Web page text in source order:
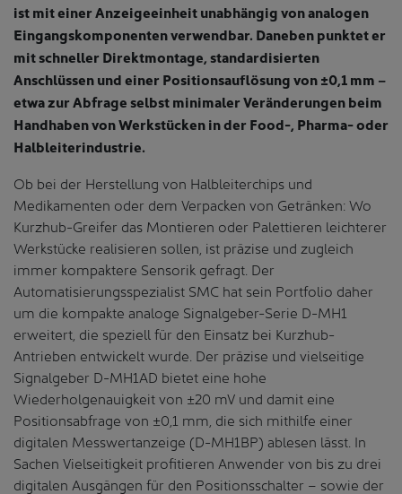
ist mit einer Anzeigeeinheit unabhängig von analogen
Eingangskomponenten verwendbar. Daneben punktet er
mit schneller Direktmontage, standardisierten
Anschlüssen und einer Positionsauflösung von ±0,1 mm –
etwa zur Abfrage selbst minimaler Veränderungen beim
Handhaben von Werkstücken in der Food-, Pharma- oder
Halbleiterindustrie.
Ob bei der Herstellung von Halbleiterchips und
Medikamenten oder dem Verpacken von Getränken: Wo
Kurzhub-Greifer das Montieren oder Palettieren leichterer
Werkstücke realisieren sollen, ist präzise und zugleich
immer kompaktere Sensorik gefragt. Der
Automatisierungsspezialist SMC hat sein Portfolio daher
um die kompakte analoge Signalgeber-Serie D-MH1
erweitert, die speziell für den Einsatz bei Kurzhub-
Antrieben entwickelt wurde. Der präzise und vielseitige
Signalgeber D-MH1AD bietet eine hohe
Wiederholgenauigkeit von ±20 mV und damit eine
Positionsabfrage von ±0,1 mm, die sich mithilfe einer
digitalen Messwertanzeige (D-MH1BP) ablesen lässt. In
Sachen Vielseitigkeit profitieren Anwender von bis zu drei
digitalen Ausgängen für den Positionsschalter – sowie der